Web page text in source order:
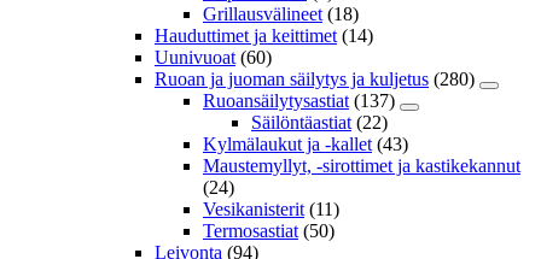
Grillausvälineet (18)
Hauduttimet ja keittimet (14)
Uunivuoat (60)
Ruoan ja juoman säilytys ja kuljetus (280)
Ruoansäilytysastiat (137)
Säilöntäastiat (22)
Kylmälaukut ja -kallet (43)
Maustemyllyt, -sirottimet ja kastikekannut
(24)
Vesikanisterit (11)
Termosastiat (50)
Leivonta (94)